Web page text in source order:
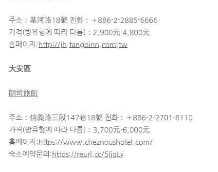
주소：基河路18號 전화：＋886-2-2885-6666
가격(방유형에 따라 다름)：2,900元-4,800元
홈페이지:http://jh.tangoinn.com.tw
大安區
朗司旅館
주소：信義路三段147巷18號 전화：＋886-2-2701-8110
가격(방유형에 따라 다름)：3,700元-6,000元
홈페이지:https://www.cheznoushotel.com/
숙소예약문의:https://reurl.cc/5ljgLy